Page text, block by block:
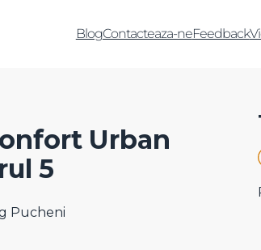
BlogContacteaza-neFeedback
Urban
5
Pucheni